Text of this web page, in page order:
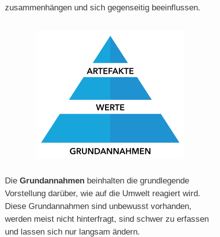
zusammenhängen und sich gegenseitig beeinflussen.
Die Grundannahmen beinhalten die grundlegende
Vorstellung darüber, wie auf die Umwelt reagiert wird.
Diese Grundannahmen sind unbewusst vorhanden,
werden meist nicht hinterfragt, sind schwer zu erfassen
und lassen sich nur langsam ändern.